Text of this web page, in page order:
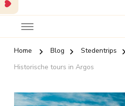
Home Blog
Stedentrips
Historische tours in Argos